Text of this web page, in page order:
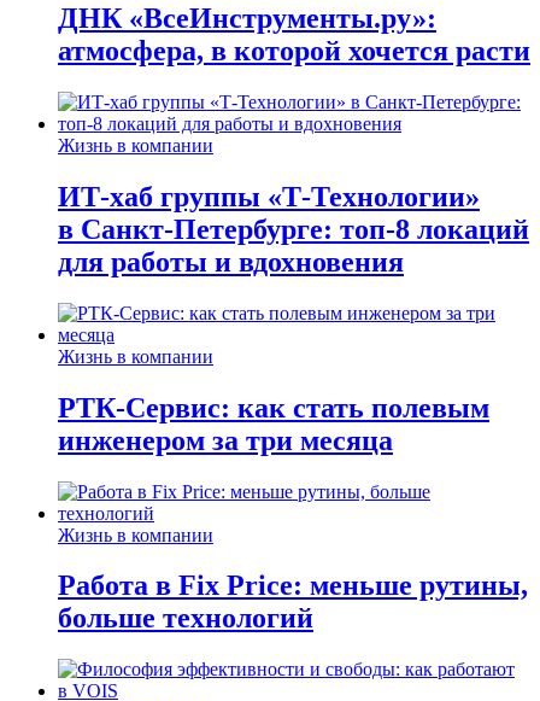
ДНК «ВсеИнструменты.ру»:
атмосфера, в которой хочется расти
Жизнь в компании
ИТ-хаб группы «Т-Технологии»
в Санкт-Петербурге: топ-8 локаций
для работы и вдохновения
Жизнь в компании
РТК-Сервис: как стать полевым
инженером за три месяца
Жизнь в компании
Работа в Fix Price: меньше рутины,
больше технологий